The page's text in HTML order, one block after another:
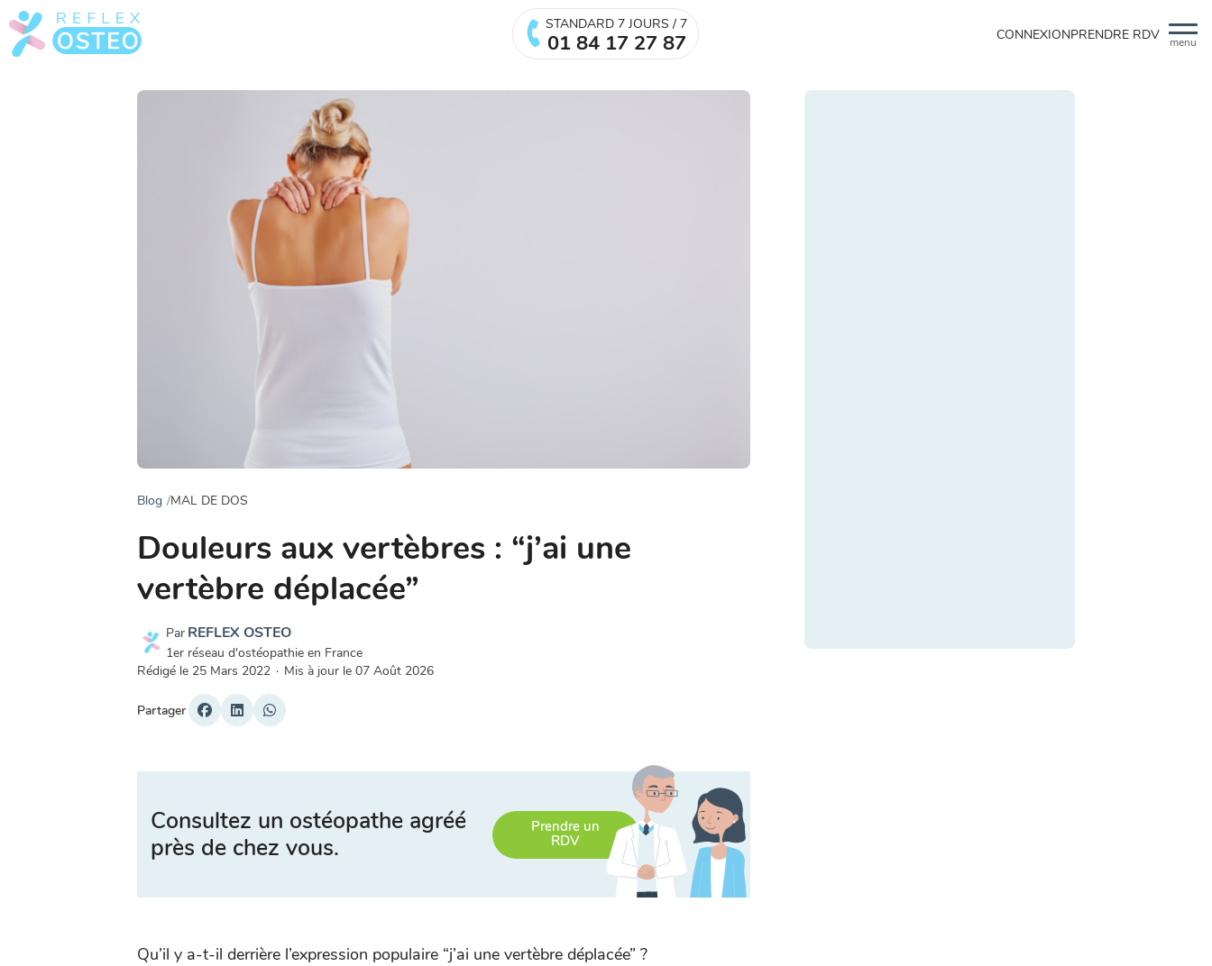
menu
STANDARD 7 JOURS / 7
01 84 17 27 87 CONNEXIONPRENDRE RDV
Blog MAL DE DOS
Douleurs aux vertèbres : “j’ai une
vertèbre déplacée”
Par REFLEX OSTEO
1er réseau d'ostéopathie en France
Rédigé le 25 Mars 2022 · Mis à jour le 07 Août 2026
Partager
Consultez un ostéopathe agréé
près de chez vous.
Prendre un
RDV
Qu’il y a-t-il derrière l’expression populaire “j’ai une vertèbre déplacée” ?